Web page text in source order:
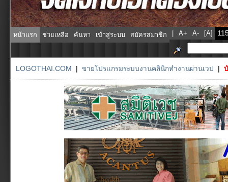
หน้าแรก ช่วยเหลือ ค้นหา เข้าสู่ระบบ สมัครสมาชิก | A+ A- [A]
LOGOTHAI.COM | ขายโปรแกรมระบบงานคลินิกทำงานผ่านเวป |